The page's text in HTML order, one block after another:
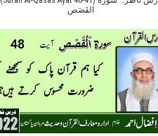
القَصَص